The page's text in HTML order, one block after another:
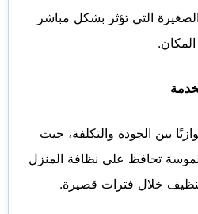
التي تؤثر بشكل مباشر
بين الجودة والتكلفة، حيث
تحافظ على نظافة المنزل
خلال فترات قصيرة.